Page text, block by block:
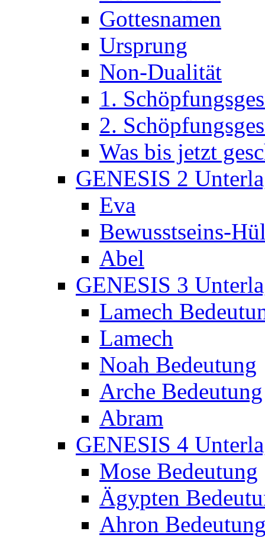
Gottesnamen
Ursprung
Non-Dualität
1.
2.
Was bis jetzt
GENESIS 2
Eva
Bewusstseins-
Abel
GENESIS 3
Lamech
Lamech
Noah Bedeutung
Arche Bedeutung
Abram
GENESIS 4
Mose Bedeutung
Ägypten
Ahron